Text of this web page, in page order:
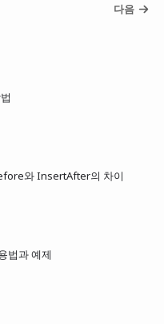
다음
와 InsertAfter의 차이
법과 예제